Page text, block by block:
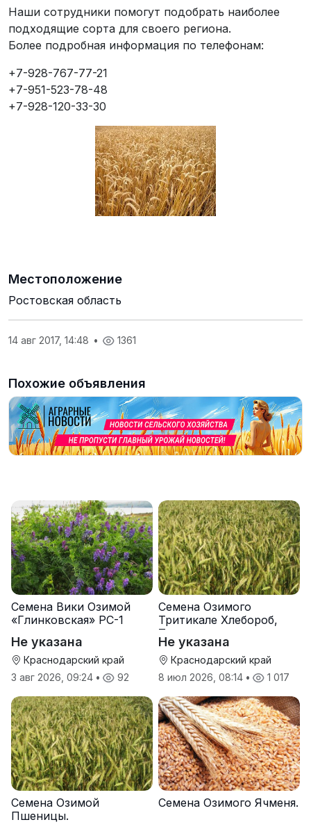
Наши сотрудники помогут подобрать наиболее
подходящие сорта для своего региона.
Более подробная информация по телефонам:
+7-928-767-77-21
+7-951-523-78-48
+7-928-120-33-30
Местоположение
Ростовская область
14 авг 2017, 14:48 • 1361
Похожие объявления
Семена Вики Озимой
«Глинковская» РС-1
Не указана
Краснодарский край
3 авг 2026, 09:24 • 92
Семена Озимого
Тритикале Хлебороб,
Тихон
Не указана
Краснодарский край
8 июл 2026, 08:14 • 1 017
Семена Озимой
Пшеницы.
Семена Озимого Ячменя.